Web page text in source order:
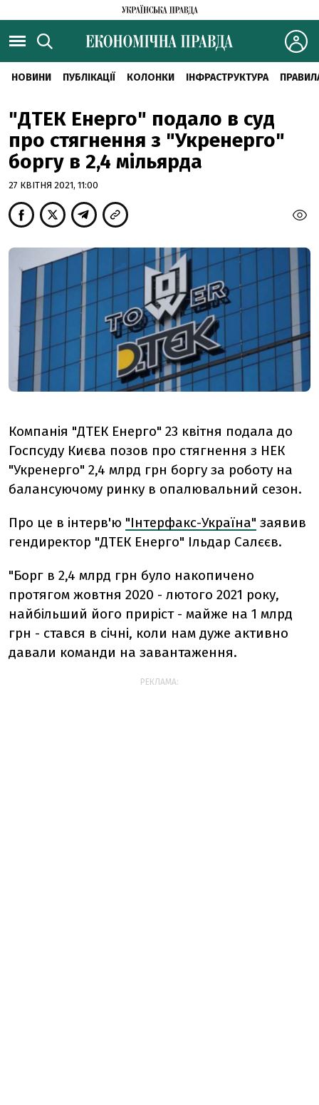
НОВИНИ ПУБЛІКАЦІЇ КОЛОНКИ ІНФРАСТРУКТУРА
"ДТЕК Енерго" подало в суд
про стягнення з "Укренерго"
боргу в 2,4 мільярда
27 КВІТНЯ 2021, 11:00
Компанія "ДТЕК Енерго" 23 квітня подала до
Госпсуду Києва позов про стягнення з НЕК
"Укренерго" 2,4 млрд грн боргу за роботу на
балансуючому ринку в опалювальний сезон.
Про це в інтерв'ю "Інтерфакс-Україна" заявив
гендиректор "ДТЕК Енерго" Ільдар Салєєв.
"Борг в 2,4 млрд грн було накопичено
протягом жовтня 2020 - лютого 2021 року,
найбільший його приріст - майже на 1 млрд
грн - стався в січні, коли нам дуже активно
давали команди на завантаження.
РЕКЛАМА: